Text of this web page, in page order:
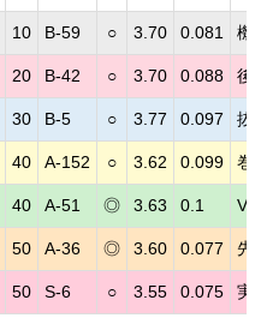
10 B-59 ○ 3.70 0.081 機
20 B-42 ○ 3.70 0.088 後
30 B-5 ○ 3.77 0.097 抜
40 A-152 ○ 3.62 0.099 巻
40 A-51 ◎ 3.63 0.1 V
50 A-36 ◎ 3.60 0.077 先
50 S-6 ○ 3.55 0.075 実